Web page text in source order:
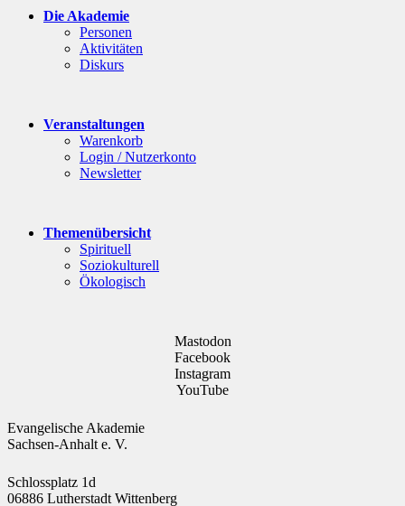
Die Akademie
Personen
Aktivitäten
Diskurs
Veranstaltungen
Warenkorb
Login / Nutzerkonto
Newsletter
Themenübersicht
Spirituell
Soziokulturell
Ökologisch
Mastodon
Facebook
Instagram
YouTube
Evangelische Akademie
Sachsen-Anhalt e. V.
Schlossplatz 1d
06886 Lutherstadt Wittenberg